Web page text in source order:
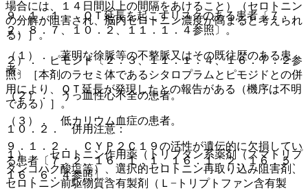
場合には、１４日間以上の間隔をあけること）（セロトニン
の分解が阻害され、脳内セロトニン濃度が高まると考えられ
る）］。
２）． ピモジド〔２．３、１１．１．４、１６．７．２参
照〕［本剤のラセミ体であるシタロプラムとピモジドとの併
用により、ＱＴ延長が発現したとの報告がある（機序は不明
である）］。
１０．２． 併用注意：
１）． セロトニン作用薬（トリプタン系薬剤（スマトリプ
タンコハク酸塩等）、選択的セロトニン再取り込み阻害剤、
セロトニン前駆物質含有製剤（Ｌ−トリプトファン含有製
９．１．１． ＱＴ延長を起こすリスクのある患者〔７．
２、８．７、１０．２、１１．１．４参照〕。
（１）． 著明な徐脈等の不整脈又はその既往歴のある患
者。
（２）． うっ血性心不全の患者。
（３）． 低カリウム血症の患者。
９．１．２． ＣＹＰ２Ｃ１９の活性が遺伝的に欠損してい
る患者〔７．２、１６．１．１、１６．１．２、１６．５、
１６．６．４参照〕。